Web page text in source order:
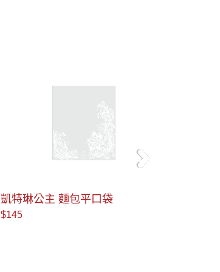
小語咒 白色長版麵包自黏袋
$140
＞